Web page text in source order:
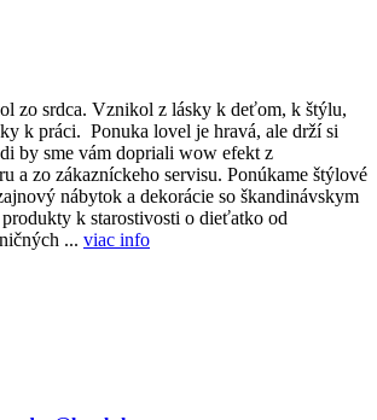
zo srdca. Vznikol z lásky k deťom, k štýlu,
k práci. Ponuka lovel je hravá, ale drží si
by sme vám dopriali wow efekt z
a zo zákazníckeho servisu. Ponúkame štýlové
nábytok a dekorácie so škandinávskym
k starostivosti o dieťatko od
... viac info